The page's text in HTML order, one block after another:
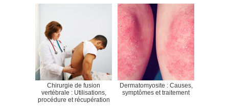
Chirurgie de fusion
vertébrale : Utilisations,
procédure et récupération
Dermatomyosite : Causes,
symptômes et traitement